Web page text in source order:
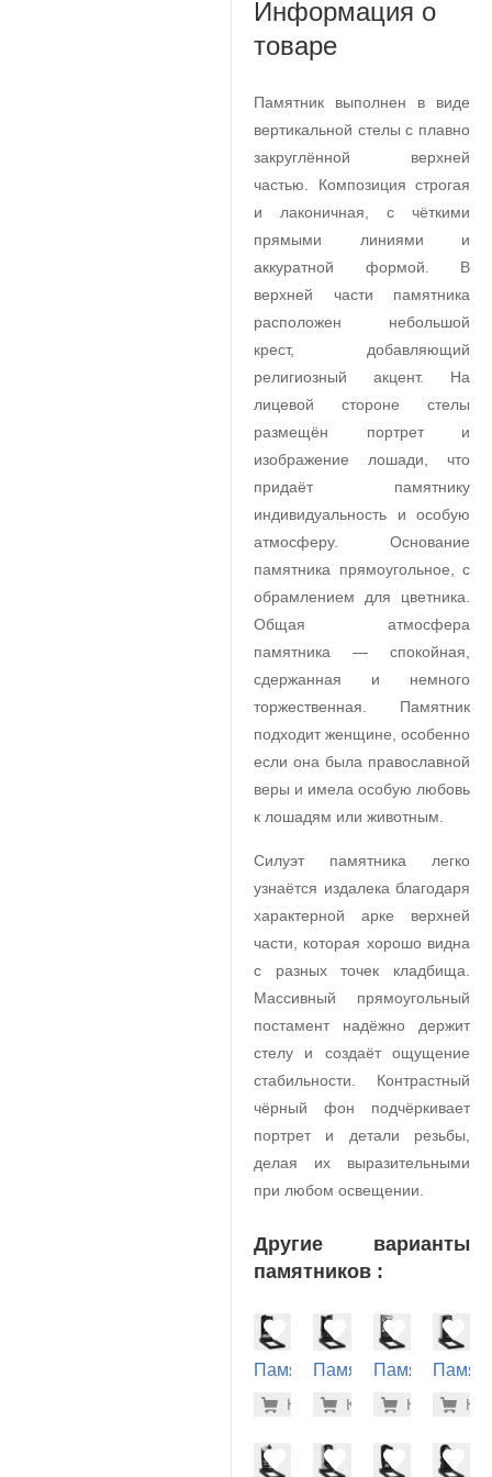
Информация о
товаре
Памятник выполнен в виде
вертикальной стелы с плавно
закруглённой верхней
частью. Композиция строгая
и лаконичная, с чёткими
прямыми линиями и
аккуратной формой. В
верхней части памятника
расположен небольшой
крест, добавляющий
религиозный акцент. На
лицевой стороне стелы
размещён портрет и
изображение лошади, что
придаёт памятнику
индивидуальность и особую
атмосферу. Основание
памятника прямоугольное, с
обрамлением для цветника.
Общая атмосфера
памятника — спокойная,
сдержанная и немного
торжественная. Памятник
подходит женщине, особенно
если она была православной
веры и имела особую любовь
к лошадям или животным.
Силуэт памятника легко
узнаётся издалека благодаря
характерной арке верхней
части, которая хорошо видна
с разных точек кладбища.
Массивный прямоугольный
постамент надёжно держит
стелу и создаёт ощущение
стабильности. Контрастный
чёрный фон подчёркивает
портрет и детали резьбы,
делая их выразительными
при любом освещении.
Другие варианты
памятников :
Памятник
могилу
-7% 24.300
Купить
Памятник
могилу
-7%
Купить
Памятник
могилу
-
Купитьмогилу